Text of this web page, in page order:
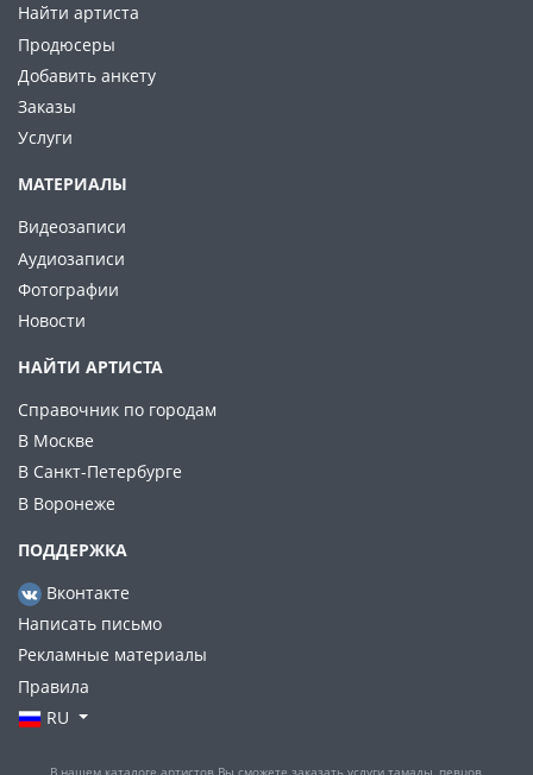
Найти артиста
Продюсеры
Добавить анкету
Заказы
Услуги
МАТЕРИАЛЫ
Видеозаписи
Аудиозаписи
Фотографии
Новости
НАЙТИ АРТИСТА
Справочник по городам
В Москве
В Санкт-Петербурге
В Воронеже
ПОДДЕРЖКА
Вконтакте
Написать письмо
Рекламные материалы
Правила
RU
В нашем каталоге артистов Вы сможете заказать услуги тамады, певцов,